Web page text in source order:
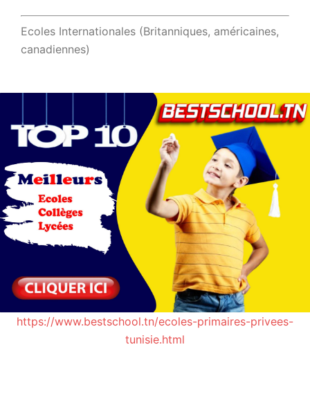
Ecoles Internationales (Britanniques, américaines,
canadiennes)
https://www.bestschool.tn/ecoles-primaires-privees-
tunisie.html